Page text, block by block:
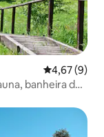
4,67 de uma
4,67 (9)
banheira de